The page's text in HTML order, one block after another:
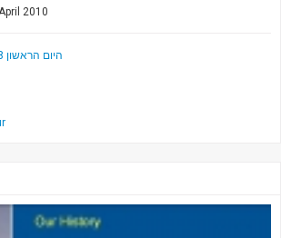
2010
היום הראשון 2010-04-28